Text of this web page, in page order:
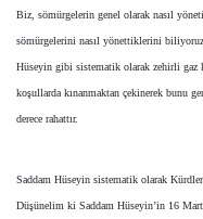
Biz, sömürgelerin genel olarak nasıl
sömürgelerini nasıl yönettiklerini
Hüseyin gibi sistematik olarak zehirli gaz
koşullarda kınanmaktan çekinerek bunu
derece rahattır.
Saddam Hüseyin sistematik olarak
Düşünelim ki Saddam Hüseyin’in 16 Mart